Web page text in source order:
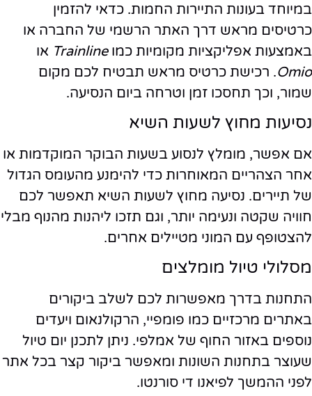
במיוחד בעונות התיירות החמות. כדאי להזמין
כרטיסים מראש דרך האתר הרשמי של החברה או
באמצעות אפליקציות מקומיות כמוTrainline או
Omio. רכישת כרטיס מראש תבטיח לכם מקום
שמור, וכך תחסכו זמן וטרחה ביום הנסיעה.
נסיעות מחוץ לשעות השיא
אם אפשר, מומלץ לנסוע בשעות הבוקר המוקדמות או
אחר הצהריים המאוחרות כדי להימנע מהעומס הגדול
של תיירים. נסיעה מחוץ לשעות השיא תאפשר לכם
חוויה שקטה ונעימה יותר, וגם תזכו ליהנות מהנוף מבלי
להצטופף עם המוני מטיילים אחרים.
מסלולי טיול מומלצים
התחנות בדרך מאפשרות לכם לשלב ביקורים
באתרים מרכזיים כמו פומפיי, הרקולנאום ויעדים
נוספים באזור החוף של אמלפי. ניתן לתכנן יום טיול
שעוצר בתחנות השונות ומאפשר ביקור קצר בכל אתר
לפני ההמשך לפיאנו די סורנטו.